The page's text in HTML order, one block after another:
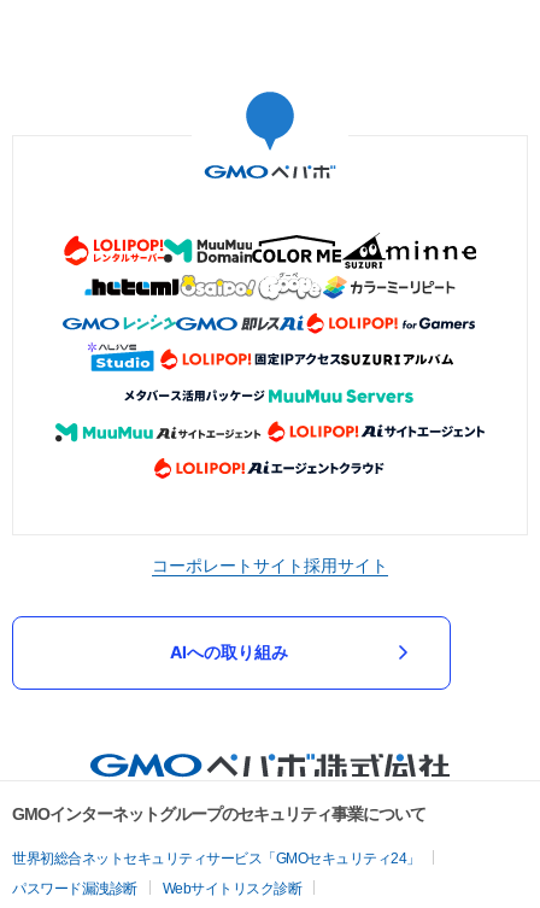
コーポレートサイト採用サイト
AIへの取り組み
GMOインターネットグループのセキュリティ事業について
世界初総合ネットセキュリティサービス「GMOセキュリティ24」
パスワード漏洩診断
Webサイトリスク診断